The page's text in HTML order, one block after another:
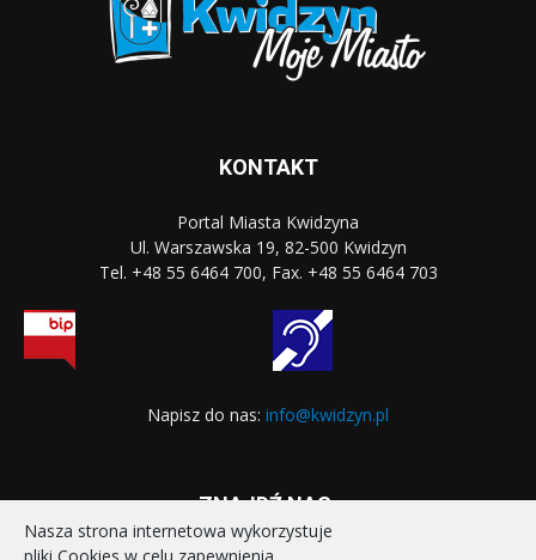
KONTAKT
Portal Miasta Kwidzyna
Ul. Warszawska 19, 82-500 Kwidzyn
Tel. +48 55 6464 700, Fax. +48 55 6464 703
Napisz do nas: info@kwidzyn.pl
ZNAJDŹ NAS:
Nasza strona internetowa wykorzystuje